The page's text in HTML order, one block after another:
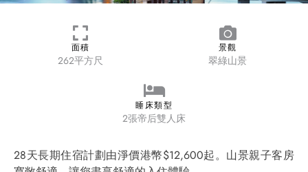
面積
262平方尺
景觀
翠綠山景
睡床類型
2張帝后雙人床
28天長期住宿計劃由淨價港幣$12,600起。山景親子客房